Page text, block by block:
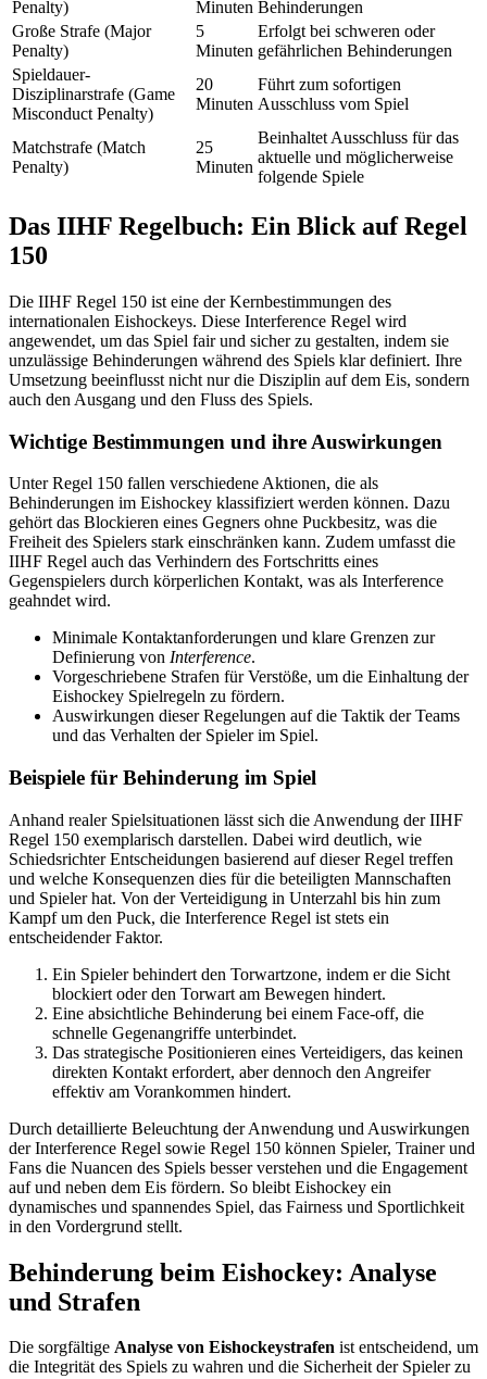
Penalty)
Minuten Behinderungen
Große Strafe (Major
Penalty)
5
Minuten
Erfolgt bei schweren oder
gefährlichen Behinderungen
Spieldauer-
Disziplinarstrafe (Game
Misconduct Penalty)
20
Minuten
Führt zum sofortigen
Ausschluss vom Spiel
Matchstrafe (Match
Penalty)
25
Minuten
Beinhaltet Ausschluss für das
aktuelle und möglicherweise
folgende Spiele
Das IIHF Regelbuch: Ein Blick auf Regel
150
Die IIHF Regel 150 ist eine der Kernbestimmungen des
internationalen Eishockeys. Diese Interference Regel wird
angewendet, um das Spiel fair und sicher zu gestalten, indem sie
unzulässige Behinderungen während des Spiels klar definiert. Ihre
Umsetzung beeinflusst nicht nur die Disziplin auf dem Eis, sondern
auch den Ausgang und den Fluss des Spiels.
Wichtige Bestimmungen und ihre Auswirkungen
Unter Regel 150 fallen verschiedene Aktionen, die als
Behinderungen im Eishockey klassifiziert werden können. Dazu
gehört das Blockieren eines Gegners ohne Puckbesitz, was die
Freiheit des Spielers stark einschränken kann. Zudem umfasst die
IIHF Regel auch das Verhindern des Fortschritts eines
Gegenspielers durch körperlichen Kontakt, was als Interference
geahndet wird.
Minimale Kontaktanforderungen und klare Grenzen zur
Definierung von Interference.
Vorgeschriebene Strafen für Verstöße, um die Einhaltung der
Eishockey Spielregeln zu fördern.
Auswirkungen dieser Regelungen auf die Taktik der Teams
und das Verhalten der Spieler im Spiel.
Beispiele für Behinderung im Spiel
Anhand realer Spielsituationen lässt sich die Anwendung der IIHF
Regel 150 exemplarisch darstellen. Dabei wird deutlich, wie
Schiedsrichter Entscheidungen basierend auf dieser Regel treffen
und welche Konsequenzen dies für die beteiligten Mannschaften
und Spieler hat. Von der Verteidigung in Unterzahl bis hin zum
Kampf um den Puck, die Interference Regel ist stets ein
entscheidender Faktor.
Ein Spieler behindert den Torwartzone, indem er die Sicht
blockiert oder den Torwart am Bewegen hindert.
Eine absichtliche Behinderung bei einem Face-off, die
schnelle Gegenangriffe unterbindet.
Das strategische Positionieren eines Verteidigers, das keinen
direkten Kontakt erfordert, aber dennoch den Angreifer
effektiv am Vorankommen hindert.
Durch detaillierte Beleuchtung der Anwendung und Auswirkungen
der Interference Regel sowie Regel 150 können Spieler, Trainer und
Fans die Nuancen des Spiels besser verstehen und die Engagement
auf und neben dem Eis fördern. So bleibt Eishockey ein
dynamisches und spannendes Spiel, das Fairness und Sportlichkeit
in den Vordergrund stellt.
Behinderung beim Eishockey: Analyse
und Strafen
Die sorgfältige Analyse von Eishockeystrafen ist entscheidend, um
die Integrität des Spiels zu wahren und die Sicherheit der Spieler zu